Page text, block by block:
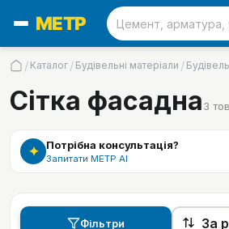
/ Каталог / Будівельні матеріали /
Сітка фасадна3
✦ Потрібна консультація?
Запитати МЕТР АІ
Фільтри